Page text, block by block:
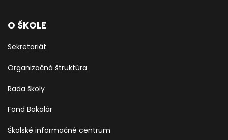
O ŠKOLE
Sekretariát
Organizačná štruktúra
Rada školy
Fond Bakalár
Školské informačné centrum